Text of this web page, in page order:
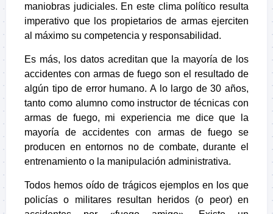
maniobras judiciales. En este clima político resulta
imperativo que los propietarios de armas ejerciten
al máximo su competencia y responsabilidad.
Es más, los datos acreditan que la mayoría de los
accidentes con armas de fuego son el resultado de
algún tipo de error humano. A lo largo de 30 años,
tanto como alumno como instructor de técnicas con
armas de fuego, mi experiencia me dice que la
mayoría de accidentes con armas de fuego se
producen en entornos no de combate, durante el
entrenamiento o la manipulación administrativa.
Todos hemos oído de trágicos ejemplos en los que
policías o militares resultan heridos (o peor) en